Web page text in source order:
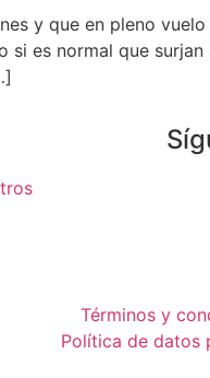
y que en pleno
es normal que
Términos y
Política de datos